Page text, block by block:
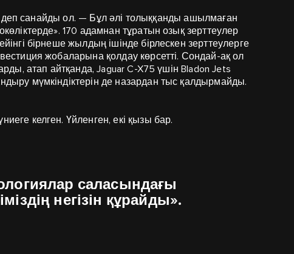
деп санайды ол. — Бұл әлі толыққанды ашылмаған
170 адамнан тұратын озық зерттеулер
бірнеше жылдың ішінде бірлескен зерттеулерге
жобаларына қолдау көрсетті. Сондай-ақ ол
атап айтқанда, Jaguar C-X75 үшін Bladon Jets
мүмкіндіктерін де назардан тыс қалдырмайды.
келген. Үйленген, екі қызы бар.
саласындағы
негізін құрайды».